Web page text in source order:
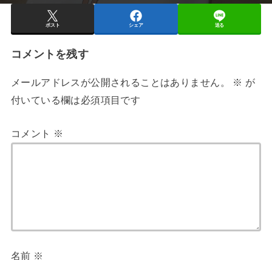
ポスト シェア 送る
コメントを残す
メールアドレスが公開されることはありません。 ※ が
付いている欄は必須項目です
コメント ※
名前 ※